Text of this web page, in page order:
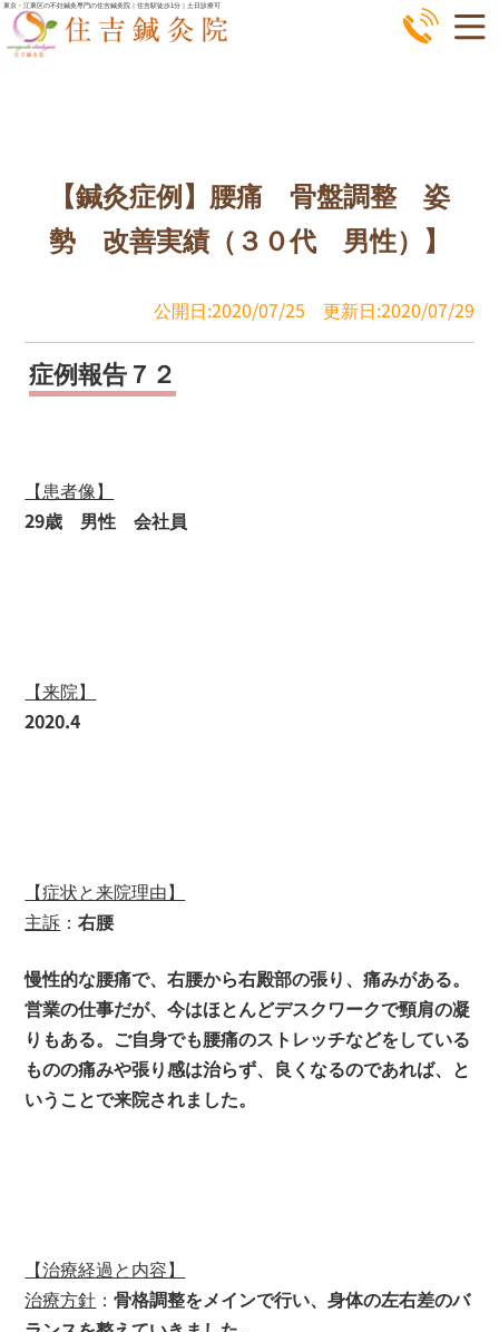
コ
ン
東京・江東区の不妊鍼灸専門の住吉鍼灸院｜住吉駅徒歩1分｜土日診療可
【鍼灸症例】腰痛 骨盤調整 姿
勢 改善実績（３０代 男性）】
公開日:2020/07/25 更新日:2020/07/29
症例報告７２
【患者像】
29歳 男性 会社員
【来院】
2020.4
【症状と来院理由】
主訴 ：右腰
慢性的な腰痛で、右腰から右殿部の張り、痛みがある。
営業の仕事だが、今はほとんどデスクワークで頸肩の凝
りもある。ご自身でも腰痛のストレッチなどをしている
ものの痛みや張り感は治らず、良くなるのであれば、と
いうことで来院されました。
【治療経過と内容】
治療方針 ：骨格調整をメインで行い、身体の左右差のバ